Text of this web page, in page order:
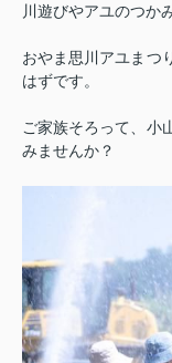
川遊びやアユのつか
おやま思川アユまつ
はずです。
ご家族そろって、小
みませんか？